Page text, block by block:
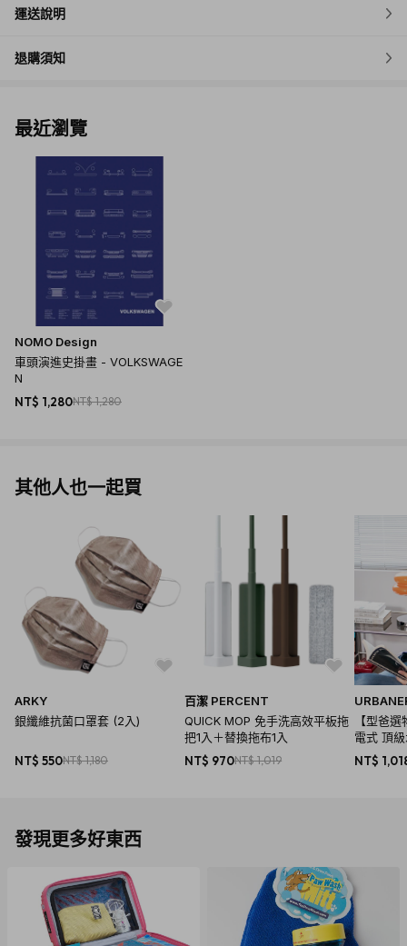
運送說明
退購須知
最近瀏覽
NOMO Design
車頭演進史掛畫 - VOLKSWAGE
N
NT$ 1,280NT$ 1,280
其他人也一起買
ARKY
銀纖維抗菌口罩套 (2入)
NT$ 550NT$ 1,180
百潔 PERCENT
QUICK MOP 免手洗高效平板拖
把1入＋替換拖布1入
NT$ 970NT$ 1,019
【型爸
電式 頂
剪/鼻毛
NT$
發現更多好東西